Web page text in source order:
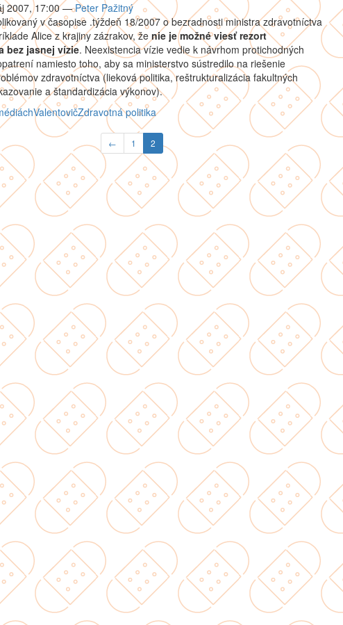
2007, 17:00 — Peter Pažitný
v časopise .týždeň 18/2007 o bezradnosti ministra zdravotníctva
Alice z krajiny zázrakov, že nie je možné viesť rezort
bez jasnej vízie. Neexistencia vízie vedie k návrhom protichodných
namiesto toho, aby sa ministerstvo sústredilo na riešenie
zdravotníctva (lieková politika, reštrukturalizácia fakultných
a štandardizácia výkonov).
ValentovičZdravotná politika
← 1 2